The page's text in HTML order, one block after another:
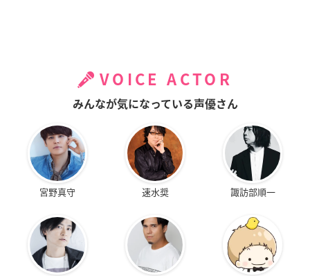
VOICE ACTOR
みんなが気になっている声優さん
宮野真守 速水奨 諏訪部順一